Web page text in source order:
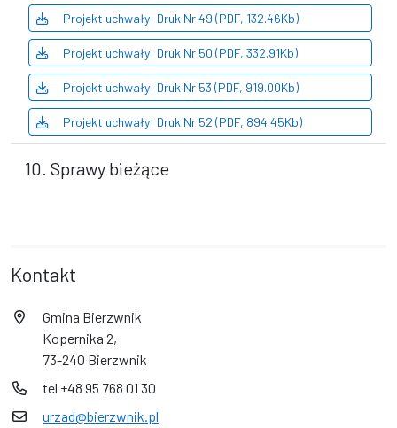
Projekt uchwały: Druk Nr 49 (PDF, 132.46Kb)
Projekt uchwały: Druk Nr 50 (PDF, 332.91Kb)
Projekt uchwały: Druk Nr 53 (PDF, 919.00Kb)
Projekt uchwały: Druk Nr 52 (PDF, 894.45Kb)
10. Sprawy bieżące
Kontakt
Gmina Bierzwnik
Kopernika 2,
73-240 Bierzwnik
tel +48 95 768 01 30
urzad@bierzwnik.pl